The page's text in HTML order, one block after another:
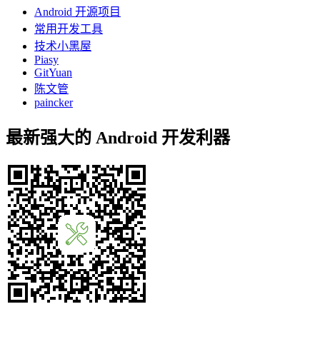
Android 开源项目
常用开发工具
技术小黑屋
Piasy
GitYuan
陈文管
paincker
最新强大的 Android 开发利器